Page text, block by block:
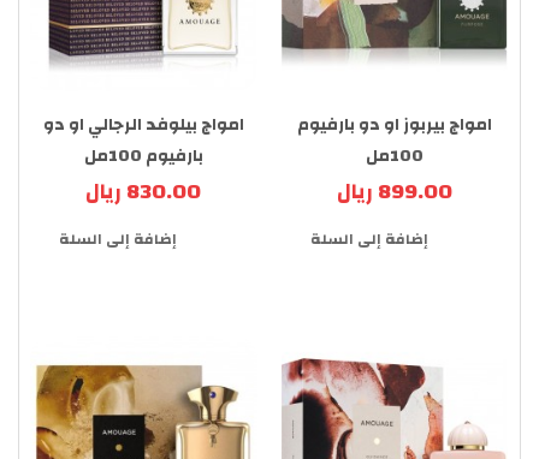
امواج بيربوز او دو بارفيوم
100مل
899.00 ريال
إضافة إلى السلة
امواج بيلوفد الرجالي او دو
بارفيوم 100مل
830.00 ريال
إضافة إلى السلة